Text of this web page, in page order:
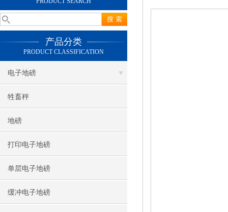
产品分类
PRODUCT CLASSIFICATION
电子地磅
牲畜秤
地磅
打印电子地磅
单层电子地磅
缓冲电子地磅